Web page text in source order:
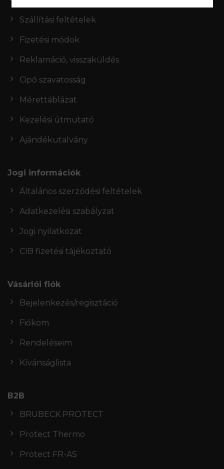
Szállítási feltételek
Fizetési módok
Reklamáció, visszaküldés
Cipő szavatosság
Mérettáblázat
Kezelési útmutató
Ajándékutalvány
Jogi információk
Általános szerződési feltételek
Adatkezelési szabályzat
Jogi nyilatkozat
CIB fizetési tájékoztató
Vásárlói fiók
Bejelenkezés/regisztáció
Fiókom
Rendeléseim
Kívánságlista
B2B
BRUBECK PROTECT
Protect Thermo
Protect FR-AS